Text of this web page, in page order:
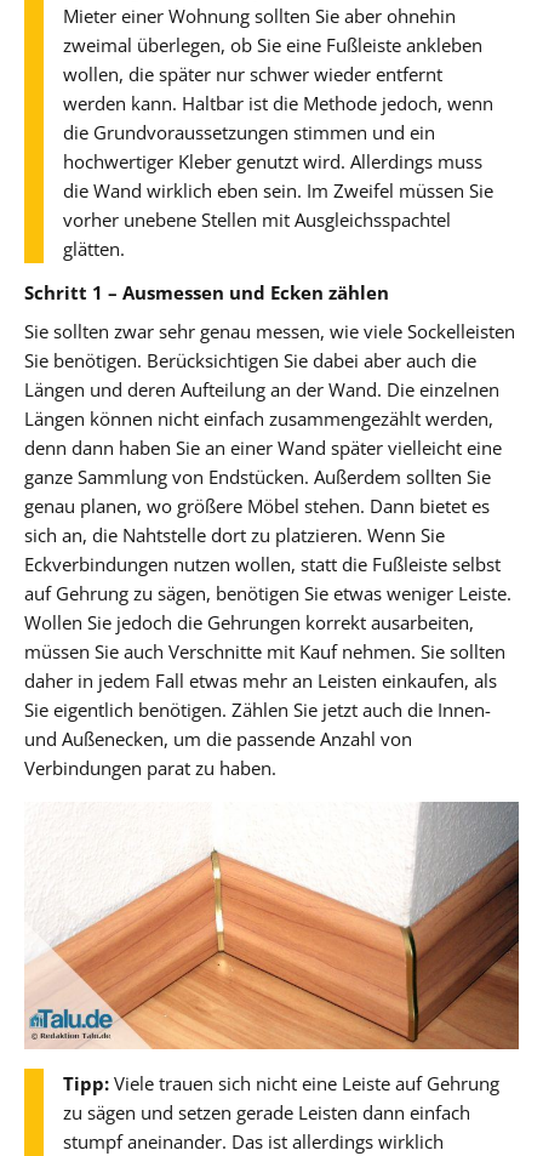
Mieter einer Wohnung sollten Sie aber ohnehin
zweimal überlegen, ob Sie eine Fußleiste ankleben
wollen, die später nur schwer wieder entfernt
werden kann. Haltbar ist die Methode jedoch, wenn
die Grundvoraussetzungen stimmen und ein
hochwertiger Kleber genutzt wird. Allerdings muss
die Wand wirklich eben sein. Im Zweifel müssen Sie
vorher unebene Stellen mit Ausgleichsspachtel
glätten.
Schritt 1 – Ausmessen und Ecken zählen
Sie sollten zwar sehr genau messen, wie viele Sockelleisten
Sie benötigen. Berücksichtigen Sie dabei aber auch die
Längen und deren Aufteilung an der Wand. Die einzelnen
Längen können nicht einfach zusammengezählt werden,
denn dann haben Sie an einer Wand später vielleicht eine
ganze Sammlung von Endstücken. Außerdem sollten Sie
genau planen, wo größere Möbel stehen. Dann bietet es
sich an, die Nahtstelle dort zu platzieren. Wenn Sie
Eckverbindungen nutzen wollen, statt die Fußleiste selbst
auf Gehrung zu sägen, benötigen Sie etwas weniger Leiste.
Wollen Sie jedoch die Gehrungen korrekt ausarbeiten,
müssen Sie auch Verschnitte mit Kauf nehmen. Sie sollten
daher in jedem Fall etwas mehr an Leisten einkaufen, als
Sie eigentlich benötigen. Zählen Sie jetzt auch die Innen-
und Außenecken, um die passende Anzahl von
Verbindungen parat zu haben.
Tipp: Viele trauen sich nicht eine Leiste auf Gehrung
zu sägen und setzen gerade Leisten dann einfach
stumpf aneinander. Das ist allerdings wirklich